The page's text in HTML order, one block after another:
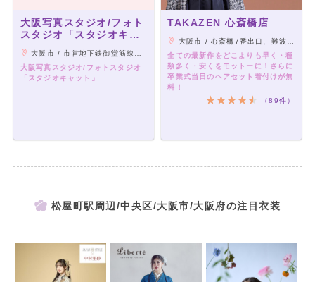
大阪写真スタジオ/フォト
スタジオ「スタジオキャ
ット」
大阪市 / 市営地下鉄御堂筋線心斎橋駅2分
大阪写真スタジオ/フォトスタジオ
「スタジオキャット」
TAKAZEN 心斎橋店
大阪市 / 心斎橋7番出口、難波駅25番出口から徒歩3分
全ての最新作をどこよりも早く・種
類多く・安くをモットーに！さらに
卒業式当日のヘアセット着付けが無
料！
（89件）
松屋町駅周辺/中央区/大阪市/大阪府の注目衣装